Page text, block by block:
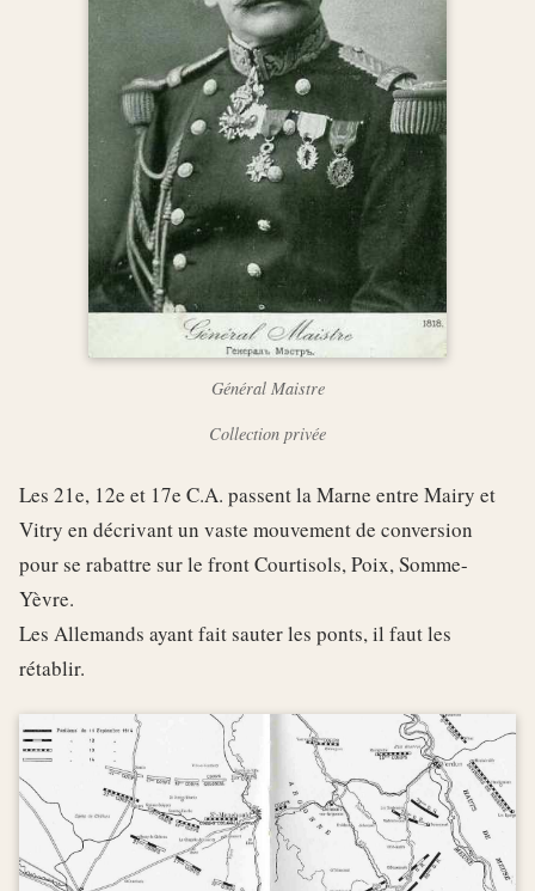
Général Maistre
Collection privée
Les 21e, 12e et 17e C.A. passent la Marne entre Mairy et
Vitry en décrivant un vaste mouvement de conversion
pour se rabattre sur le front Courtisols, Poix, Somme-
Yèvre.
Les Allemands ayant fait sauter les ponts, il faut les
rétablir.